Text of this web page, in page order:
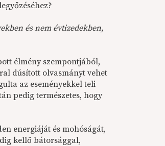
és nem évtizedekben,
élmény szempontjából,
dúsított olvasmányt vehet
az eseményekkel teli
pedig természetes, hogy
energiáját és mohóságát,
kellő bátorsággal,